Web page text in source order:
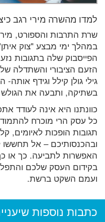
למדו מהשרה מירי רגב
שרת התרבות והספורט,
במהלך ימי מבצע "צוק
הפייסבוק שלה בתגובות
הזעם הציבורי והשתדלה
גילי גולן קילל וגידף
בשתיקה, ותבעה את הגולש בסך 300,000 ₪ בגין
כוונתנו היא אינה לעודד
כל עסק הרי מוכרח
תגובות הופכות לאיומים,
ובהכנסותיכם – אל תחששו
האפשרות לתביעה. כך או
בקידום העסק שלכם
ועמם השקט ברשת.
כתבות נוספות